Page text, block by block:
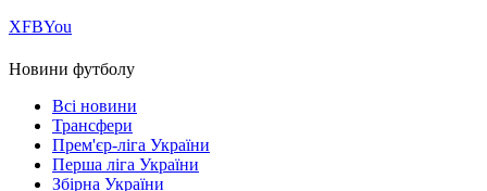
ХFBYou
Новини футболу
Всі новини
Трансфери
Прем'єр-ліга України
Перша ліга України
Збірна України